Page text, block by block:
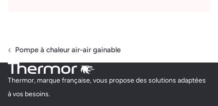
Pompe à chaleur air-air gainable
Thermor, marque française, vous propose des solutions adaptées
à vos besoins.